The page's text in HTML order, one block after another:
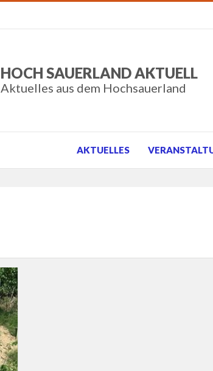
HOCH SAUERLAND AKTUELL
Aktuelles aus dem Hochsauerland
AKTUELLES